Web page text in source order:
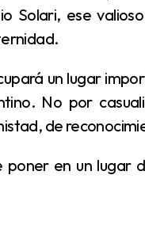
Solari, ese
No por
de